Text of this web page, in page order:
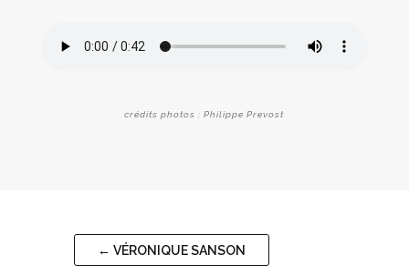
crédits photos : Philippe Prevost
← VÉRONIQUE SANSON